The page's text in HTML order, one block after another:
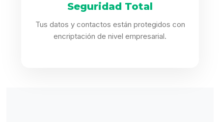
Seguridad Total
Tus datos y contactos están protegidos con
encriptación de nivel empresarial.